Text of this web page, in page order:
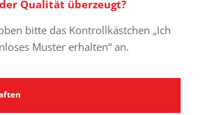
Qualität überzeugt?
bitte das Kontrollkästchen „Ich
Muster erhalten“ an.